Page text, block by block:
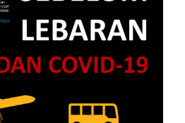
Larangan
di Indonesia